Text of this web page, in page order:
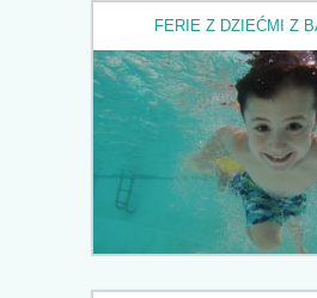
FERIE Z DZIEĆMI Z